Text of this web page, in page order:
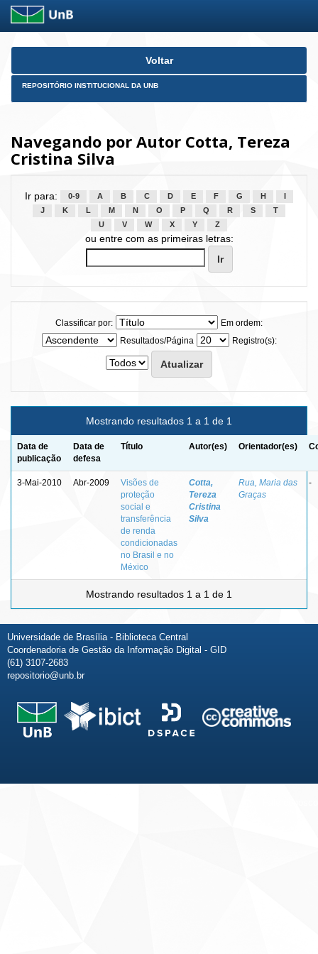
Skip
Voltar
REPOSITÓRIO INSTITUCIONAL DA UNB
Navegando por Autor Cotta, Tereza
Cristina Silva
Ir para: 0-9 A B C D E F G H
J
K L M N O P Q R S
T
U
V W X Y Z
ou entre com as primeiras letras:
Classificar por:
Em ordem:
Resultados/Página
Registro(s):
Mostrando resultados 1 a 1 de 1
Data de
publicação
Data de
defesa
Título Autor(es) Orientador(es)
3-Mai-2010 Abr-2009
Visões de
proteção
social e
transferência
de renda
condicionadas
no Brasil e no
México
Cotta,
Tereza
Cristina
Silva
Rua, Maria das
Graças
-
Mostrando resultados 1 a 1 de 1
Universidade de Brasília - Biblioteca Central
Coordenadoria de Gestão da Informação Digital - GID
(61) 3107-2683
repositorio@unb.br